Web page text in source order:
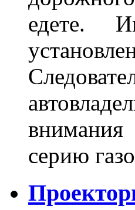
едете.
внимания
серию